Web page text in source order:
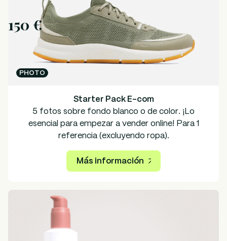
150 €
PHOTO
Starter Pack E-com
5 fotos sobre fondo blanco o de color. ¡Lo
esencial para empezar a vender online! Para 1
referencia (excluyendo ropa).
Más información